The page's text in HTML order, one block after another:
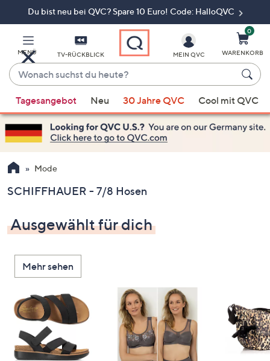
Du bist neu bei QVC? Spare 10 Euro! Code: HalloQVC
MENÜ TV-RÜCKBLICK
Wonach
suchst
du
heute?
Vorschläge
verfügbar
sind,
verwenden
Sie
Pfeiltasten
oben
und
nach
unten
oder
wischen
Sie
Touch-
Geräten
MEIN QVC
0
WARENKORB
Tagesangebot Neu 30 Jahre QVC Cool mit QVC
Mode
SCHIFFHAUER - 7/8 Hosen
Ausgewählt für dich
Mehr sehen